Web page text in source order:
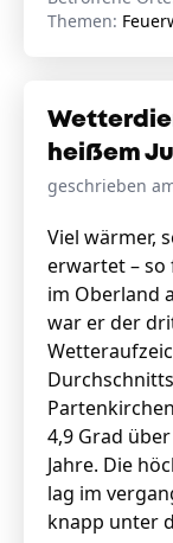
Themen:
heißem
geschrieben
Viel wärmer,
erwartet – so
im Oberland
war er der
4,9 Grad
Jahre. Die
lag im
knapp unter